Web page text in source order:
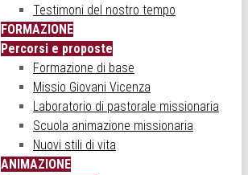
Testimoni del nostro tempo
FORMAZIONE
Percorsi e proposte
Formazione di base
Missio Giovani Vicenza
Laboratorio di pastorale missionaria
Scuola animazione missionaria
Nuovi stili di vita
ANIMAZIONE